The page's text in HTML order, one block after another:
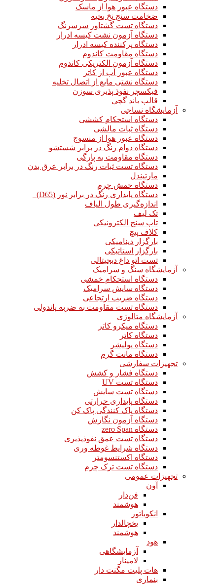
دستگاه عبور هوا از ماسک
ضخامت سنج نخ بخیه
دستگاه تست گشتاور سرسرنگ
دستگاه آزمون نشت کیسه ادرار
دستگاه پرکننده کیسه ادرار
دستگاه مقاومت کاندوم
دستگاه آزمون الکتریکی کاندوم
دستگاه عبور آب از کاتر
دستگاه نشتی مایع از اتصال تخلیه
فیکسچر نفوذ پذیری سوزن
قالب باند گچی
آزمایشگاه نساجی
دستگاه استحکام کششی
دستگاه ثبات مالشی
دستگاه عبور هوا از منسوج
دستگاه دوام رنگ در برابر شستشو
دستگاه مقاومت به پارگی
دستگاه تست ثبات رنگ در برابر عرق بدن
مارتیندل
دستگاه خمش چرم
دستگاه پایداری رنگ در برابر نور (D65)
اندازه‌گیری طول الیاف
تک لیف
تاب سنج الکترونیکی
کلاف پیچ
بارگزار دینامیکی
بارگزار استاتیکی
تست اتو داغ دیجیتالی
آزمایشگاه سنگ و سرامیک
دستگاه استحکام خمشی
دستگاه سایش سرامیک
دستگاه ضریب ارتجاعی
دستگاه تست مقاومت به ضربه پاندولی
آزمایشگاه متالوژی
دستگاه میکرو کاتر
دستگاه کاتر
دستگاه پولیشر
دستگاه مانت گرم
تجهیزات سفارشی
دستگاه فشار و کشش
دستگاه تست UV
دستگاه تست سایش
دستگاه پایداری حرارتی
دستگاه پاک کنندگی پاک کن
دستگاه آزمون نگارش
دستگاه zero Span
دستگاه تست عمق نفوذپذیری
دستگاه شرایط غوطه وری
دستگاه اکستنسومتر
دستگاه تست ترک چرم
تجهیزات عمومی
آون
فن‌دار
هوشمند
انکوباتور
یخچالدار
هوشمند
هود
آزمایشگاهی
لامینار​​​​​​​
هات پلیت مگنت دار​​​​​​​
بنماری